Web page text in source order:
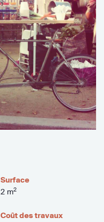
Surface
2 m2
Coût des travaux